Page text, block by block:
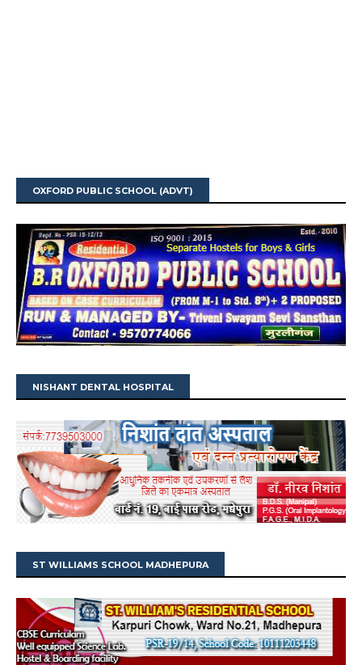
OXFORD PUBLIC SCHOOL (ADVT)
NISHANT DENTAL HOSPITAL
ST WILLIAMS SCHOOL MADHEPURA